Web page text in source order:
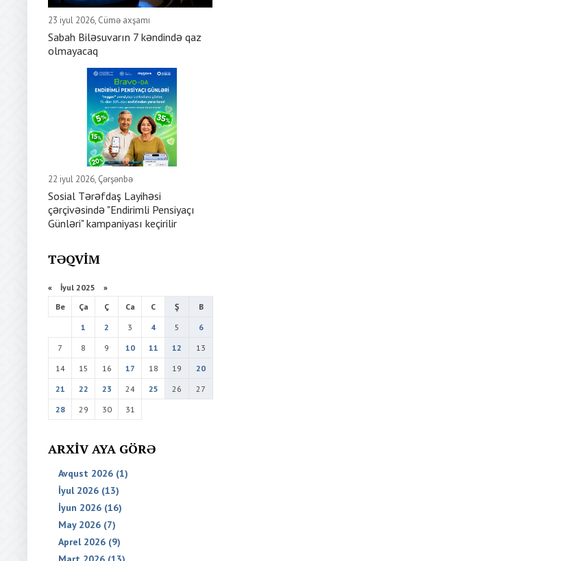
23 iyul 2026, Cümə axşamı
Sabah Biləsuvarın 7 kəndində qaz
olmayacaq
22 iyul 2026, Çərşənbə
Sosial Tərəfdaş Layihəsi
çərçivəsində "Endirimli Pensiyaçı
Günləri" kampaniyası keçirilir
TƏQVIM
« İyul 2025 »
Be
Ça Ç Ca C Ş
B
1
2 3 4 5
6
7
8 9 10 11 12
13
14
15 16 17 18 19
20
21
22 23 24 25 26
27
28
29 30 31
ARXIV AYA GÖRƏ
Avqust 2026 (1)
İyul 2026 (13)
İyun 2026 (16)
May 2026 (7)
Aprel 2026 (9)